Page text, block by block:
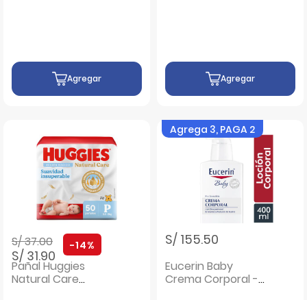
Agregar Agregar
Precio rebajado de
S/ 37.00a
S/ 31.90
-14%
Pañal Huggies
Natural Care
Agrega 3, PAGA 2
S/ 155.50
Eucerin Baby
Crema Corporal -